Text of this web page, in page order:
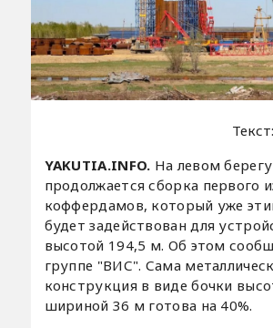
YAKUTIA.INFO. На левом
продолжается сборка первого
коффердамов, который уже
будет задействован для
высотой 194,5 м. Об этом
группе "ВИС". Сама
конструкция в виде бочки
шириной 36 м готова на 40%.